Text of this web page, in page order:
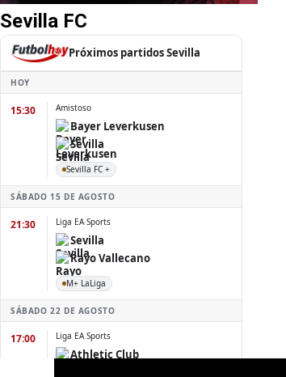
Sevilla FC